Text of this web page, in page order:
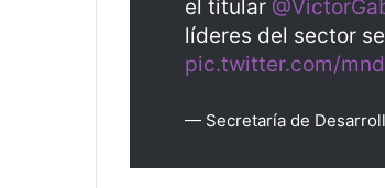
el titular
líderes del sector
pic.twitter.com/
— Secretaría de